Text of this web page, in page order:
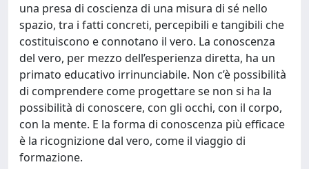
una presa di coscienza di una misura di sé nello
spazio, tra i fatti concreti, percepibili e tangibili che
costituiscono e connotano il vero. La conoscenza
del vero, per mezzo dell’esperienza diretta, ha un
primato educativo irrinunciabile. Non c’è possibilità
di comprendere come progettare se non si ha la
possibilità di conoscere, con gli occhi, con il corpo,
con la mente. E la forma di conoscenza più efficace
è la ricognizione dal vero, come il viaggio di
formazione.